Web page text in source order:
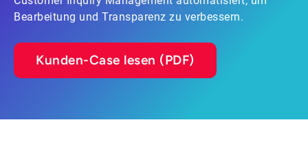
Bearbeitung und Transparenz zu verbessern.
Kunden-Case lesen (PDF)